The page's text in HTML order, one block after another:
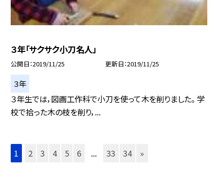
３年「サクサク小刀名人」
公開日 2019/11/25 更新日 2019/11/25
３年
３年生では，図画工作科で小刀を使って木を削りました。 学
校で拾った木の枝を削り，...
1 2 3 4 5 6 ... 33 34 »